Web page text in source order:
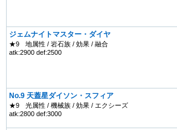
ジェムナイトマスター・ダイヤ
★9
地属性 / 岩石族 / 効果 / 融合
atk:2900 def:2500
No.9 天蓋星ダイソン・スフィア
★9
光属性 / 機械族 / 効果 / エクシーズ
atk:2800 def:3000